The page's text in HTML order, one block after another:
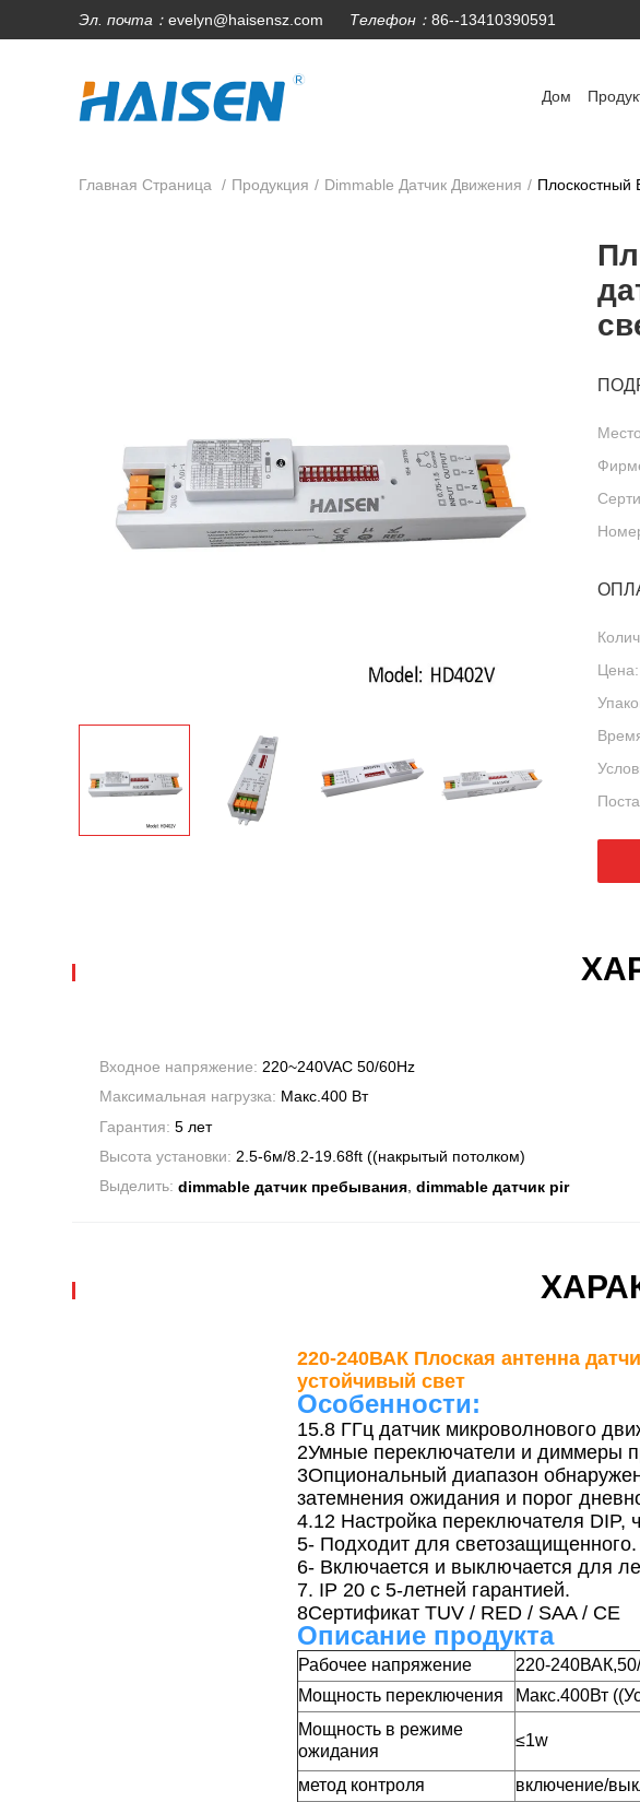
Эл. почта： evelyn@haisensz.com Телефон： 86--13410390591
Дом
Главная Страница / Продукция / Dimmable Датчик Движения / Плоскостный
Цена:
Входное напряжение: 220~240VAC 50/60Hz
Максимальная нагрузка: Макс.400 Вт
Гарантия: 5 лет
Высота установки: 2.5-6м/8.2-19.68ft ((накрытый потолком)
Выделить: dimmable датчик пребывания dimmable датчик pir
220-240ВАК Плоская антенна
устойчивый свет
Особенности:
15.8 ГГц датчик микроволнового
2Умные переключатели и диммеры
3Опциональный диапазон
затемнения ожидания и порог
4.12 Настройка переключателя DIP,
5- Подходит для светозащищенного.
6- Включается и выключается для
7. IP 20 с 5-летней гарантией.
8Сертификат TUV / RED / SAA / CE
Описание продукта
Рабочее напряжение
220-
Мощность переключения
Макс.400Вт
Мощность в режиме
ожидания
≤1w
метод контроля
включение/